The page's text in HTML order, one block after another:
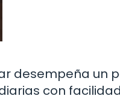
desempeña un
con